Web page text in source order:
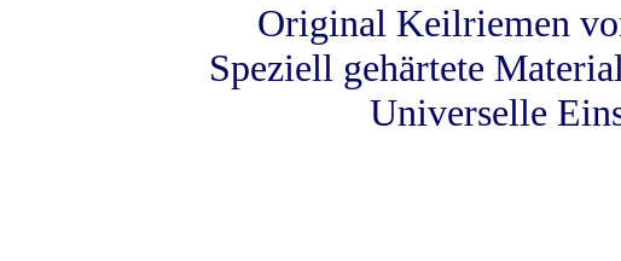
Original Keilriemen
Speziell gehärtete
Universelle